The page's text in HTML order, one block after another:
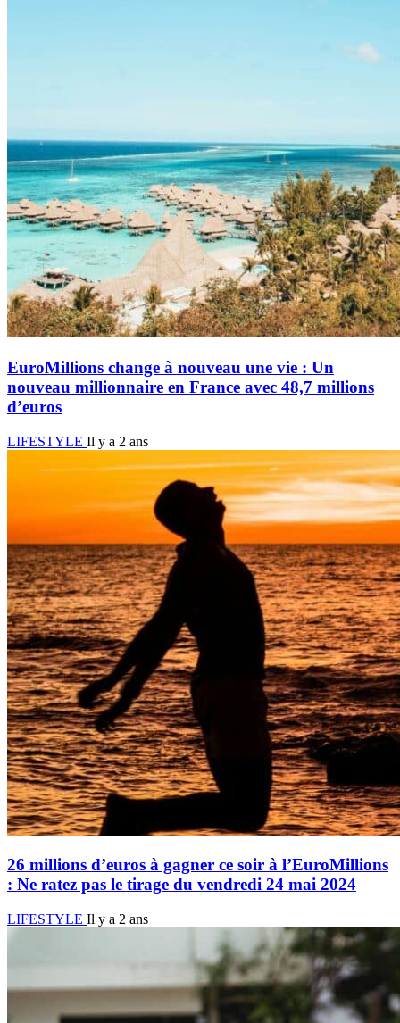
EuroMillions change à nouveau une vie : Un
nouveau millionnaire en France avec 48,7 millions
d’euros
LIFESTYLE Il y a 2 ans
26 millions d’euros à gagner ce soir à l’EuroMillions
: Ne ratez pas le tirage du vendredi 24 mai 2024
LIFESTYLE Il y a 2 ans